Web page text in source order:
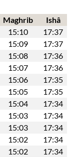
Maghrib
Ishâ
15:10
17:37
15:09
17:37
15:08
17:36
15:07
17:36
15:06
17:35
15:05
17:35
15:04
17:34
15:03
17:34
15:03
17:34
15:02
17:34
15:02
17:34